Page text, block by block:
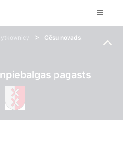
>
Cēsu novads:
pagasts